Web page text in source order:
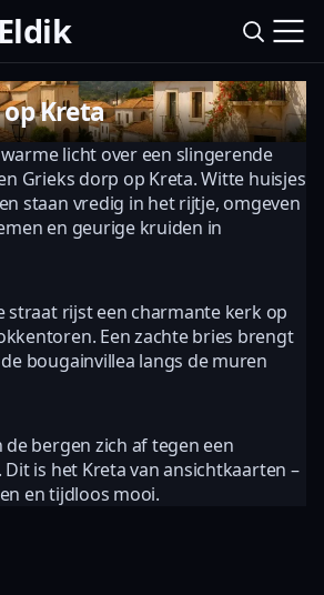
Kreta
licht over een slingerende
Grieks dorp op Kreta. Witte huisjes
staan vredig in het rijtje, omgeven
en geurige kruiden in
straat rijst een charmante kerk op
Een zachte bries brengt
bougainvillea langs de muren
bergen zich af tegen een
is het Kreta van ansichtkaarten –
en tijdloos mooi.